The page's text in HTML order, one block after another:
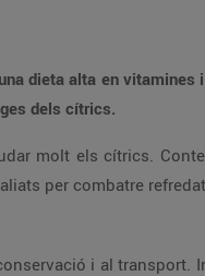
dieta alta en vitamines
dels cítrics.
molt els cítrics.
per combatre
i al transport.